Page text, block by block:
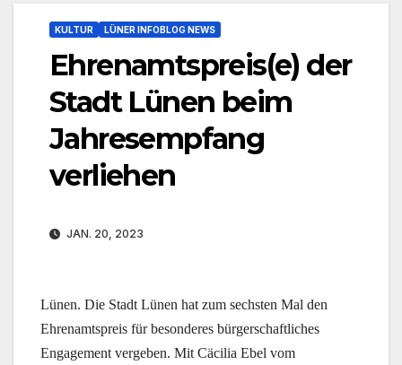
KULTUR LÜNER INFOBLOG NEWS
Ehrenamtspreis(e) der
Stadt Lünen beim
Jahresempfang
verliehen
JAN. 20, 2023
Lünen. Die Stadt Lünen hat zum sechsten Mal den
Ehrenamtspreis für besonderes bürgerschaftliches
Engagement vergeben. Mit Cäcilia Ebel vom